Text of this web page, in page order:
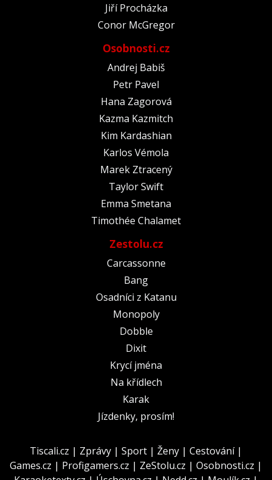
Jiří Procházka
Conor McGregor
Osobnosti.cz
Andrej Babiš
Petr Pavel
Hana Zagorová
Kazma Kazmitch
Kim Kardashian
Karlos Vémola
Marek Ztracený
Taylor Swift
Emma Smetana
Timothée Chalamet
Zestolu.cz
Carcassonne
Bang
Osadníci z Katanu
Monopoly
Dobble
Dixit
Krycí jména
Na křídlech
Karak
Jízdenky, prosím!
Tiscali.cz | Zprávy | Sport | Ženy | Cestování|
Games.cz | Profigamers.cz | ZeStolu.cz | Osobnosti.cz |